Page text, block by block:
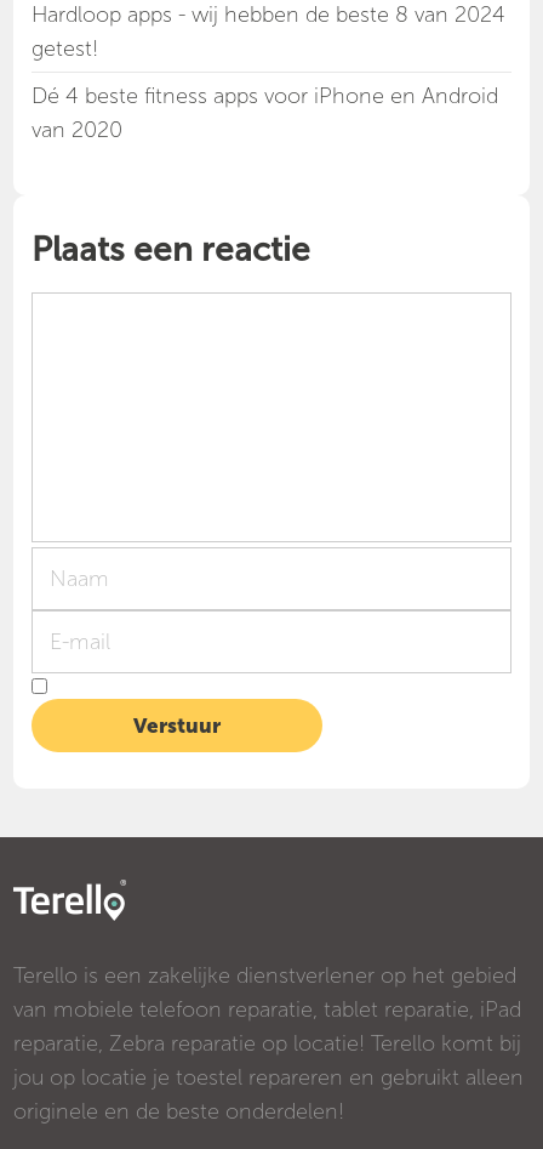
Hardloop apps - wij hebben de beste 8 van 2024
getest!
Dé 4 beste fitness apps voor iPhone en Android
van 2020
Plaats een reactie
Terello is een zakelijke dienstverlener op het gebied
van mobiele telefoon reparatie, tablet reparatie, iPad
reparatie, Zebra reparatie op locatie! Terello komt bij
jou op locatie je toestel repareren en gebruikt alleen
originele en de beste onderdelen!